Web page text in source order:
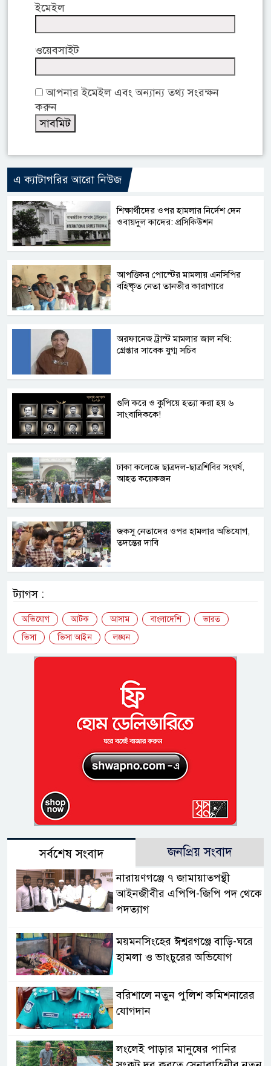
ইমেইল
ওয়েবসাইট
আপনার ইমেইল এবং অন্যান্য তথ্য সংরক্ষন
করুন
এ ক্যাটাগরির আরো নিউজ
শিক্ষার্থীদের ওপর হামলার নির্দেশ দেন
ওবায়দুল কাদের: প্রসিকিউশন
আপত্তিকর পোস্টের মামলায় এনসিপির
বহিষ্কৃত নেতা তানভীর কারাগারে
অরফানেজ ট্রাস্ট মামলার জাল নথি:
গ্রেপ্তার সাবেক যুগ্ম সচিব
গুলি করে ও কুপিয়ে হত্যা করা হয় ৬
সাংবাদিককে!
ঢাকা কলেজে ছাত্রদল-ছাত্রশিবির সংঘর্ষ,
আহত কয়েকজন
জকসু নেতাদের ওপর হামলার অভিযোগ,
তদন্তের দাবি
ট্যাগস :
অভিযোগ আটক আসাম বাংলাদেশি
ভারত
ভিসা
ভিসা আইন লঙ্ঘন
সর্বশেষ সংবাদ জনপ্রিয় সংবাদ
নারায়ণগঞ্জে ৭ জামায়াতপন্থী
আইনজীবীর এপিপি-জিপি পদ থেকে
পদত্যাগ
ময়মনসিংহের ঈশ্বরগঞ্জে বাড়ি-ঘরে
হামলা ও ভাংচুরের অভিযোগ
বরিশালে নতুন পুলিশ কমিশনারের
যোগদান
লংলেই পাড়ার মানুষের পানির